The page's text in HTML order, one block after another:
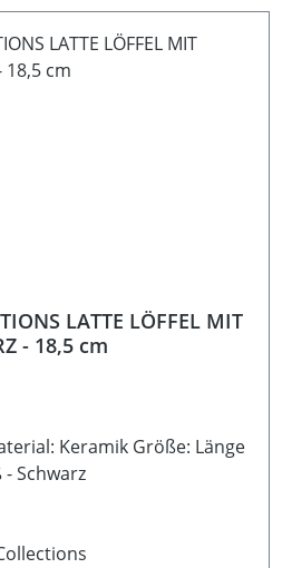
LATTE LÖFFEL MIT
- 18,5 cm
Keramik Größe: Länge